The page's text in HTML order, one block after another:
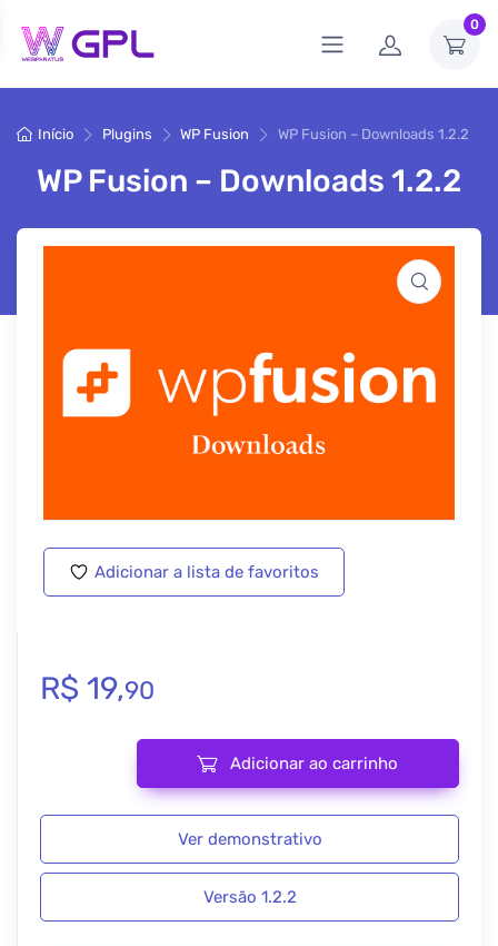
0
Início Plugins WP Fusion WP Fusion – Downloads 1.2.2
WP Fusion – Downloads 1.2.2
Adicionar a lista de favoritos
R$ 19,90
WP Fusion – Downloads 1.2.2 quantidade
Adicionar ao carrinho
Ver demonstrativo
Versão 1.2.2